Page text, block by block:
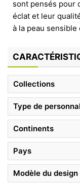
sont pensés pour
éclat et leur
à la peau sensible
Collections
Type de
Continents
Pays
Modèle du design